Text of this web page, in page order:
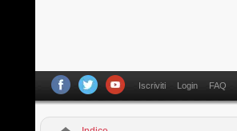
Iscriviti Login FAQ